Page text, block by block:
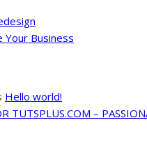
Your Business
Hello world!
TUTSPLUS.COM –